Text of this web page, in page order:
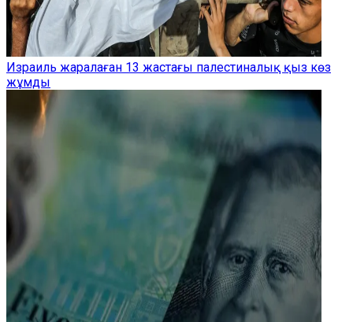
Израиль жаралаған 13 жастағы палестиналық қыз көз
жұмды